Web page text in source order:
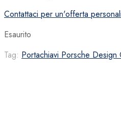
Contattaci per un'offerta
Esaurito
Tag: Portachiavi Porsche